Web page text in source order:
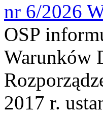
nr 6/2026
OSP
Warunków
2017 r.